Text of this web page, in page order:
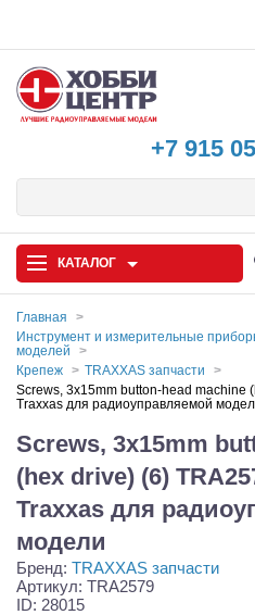
+7 915
КАТАЛОГ
Автомодели
Запчасти и аксессуары
Игрушки
Самолеты
Квадрокоптеры
Судомодели
Главная
Инструмент и измерительные
моделей
Крепеж
TRAXXAS запчасти
Screws, 3x15mm button-head machine
Traxxas для радиоуправляемой
Screws, 3x15mm
(hex drive) (6)
Traxxas для
модели
Бренд: TRAXXAS запчасти
Артикул: TRA2579
ID: 28015